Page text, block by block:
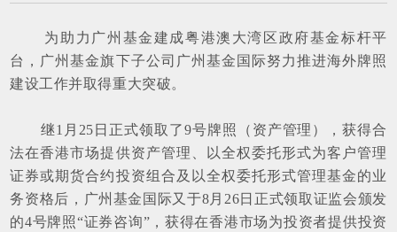
为助力广州基金建成粤港澳大湾区政府基金标杆平
台，广州基金旗下子公司广州基金国际努力推进海外牌照
建设工作并取得重大突破。
继1月25日正式领取了9号牌照（资产管理），获得合
法在香港市场提供资产管理、以全权委托形式为客户管理
证券或期货合约投资组合及以全权委托形式管理基金的业
务资格后，广州基金国际又于8月26日正式领取证监会颁发
的4号牌照“证券咨询”，获得在香港市场为投资者提供投资